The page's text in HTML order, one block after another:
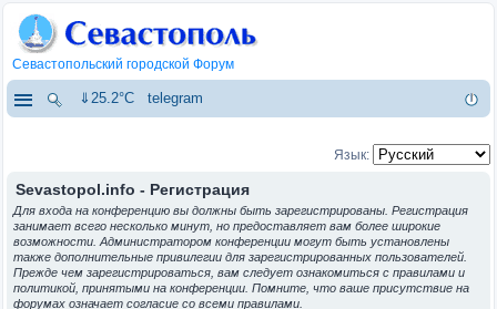
Севастопольский городской Форум
⇓25.2°C telegram
Язык:
Sevastopol.info - Регистрация
Для входа на конференцию вы должны быть зарегистрированы. Регистрация
занимает всего несколько минут, но предоставляет вам более широкие
возможности. Администратором конференции могут быть установлены
также дополнительные привилегии для зарегистрированных пользователей.
Прежде чем зарегистрироваться, вам следует ознакомиться с правилами и
политикой, принятыми на конференции. Помните, что ваше присутствие на
форумах означает согласие со всеми правилами.